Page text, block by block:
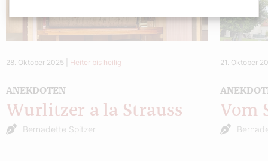
28. Oktober 2025 Heiter bis heilig
ANEKDOTEN
Wurlitzer a la Strauss
Bernadette Spitzer
21. Oktober
Vom